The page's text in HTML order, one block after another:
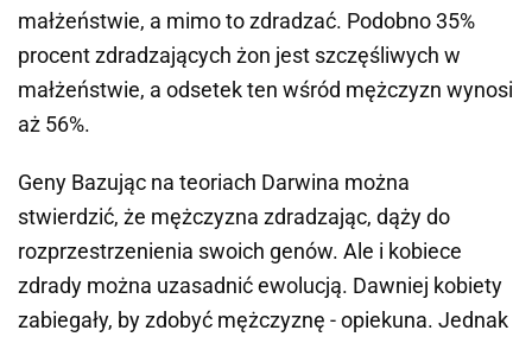
małżeństwie, a mimo to zdradzać. Podobno 35%
procent zdradzających żon jest szczęśliwych w
małżeństwie, a odsetek ten wśród mężczyzn wynosi
aż 56%.
Geny Bazując na teoriach Darwina można
stwierdzić, że mężczyzna zdradzając, dąży do
rozprzestrzenienia swoich genów. Ale i kobiece
zdrady można uzasadnić ewolucją. Dawniej kobiety
zabiegały, by zdobyć mężczyznę - opiekuna. Jednak